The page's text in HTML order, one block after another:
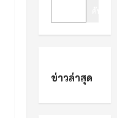
ข่าวล่าสุด